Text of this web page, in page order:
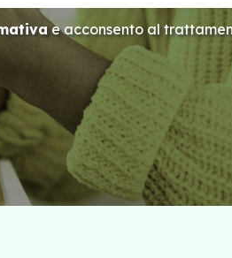
e acconsento al